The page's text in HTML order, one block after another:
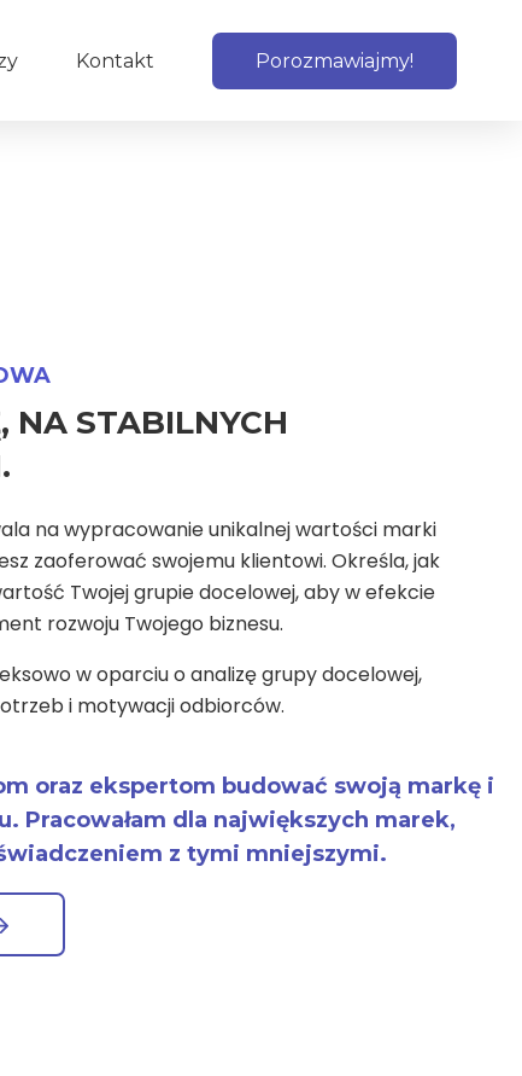
Kontakt Porozmawiajmy!
NA STABILNYCH
na wypracowanie unikalnej wartości marki
zaoferować swojemu klientowi. Określa, jak
Twojej grupie docelowej, aby w efekcie
rozwoju Twojego biznesu.
w oparciu o analizę grupy docelowej,
i motywacji odbiorców.
oraz ekspertom budować swoją markę i
Pracowałam dla największych marek,
z tymi mniejszymi.